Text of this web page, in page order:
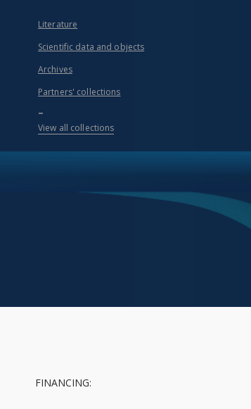
Literature
Scientific data and objects
Archives
Partners' collections
...
View all collections
FINANCING: